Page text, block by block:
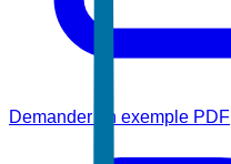
Demander un exemple PDF